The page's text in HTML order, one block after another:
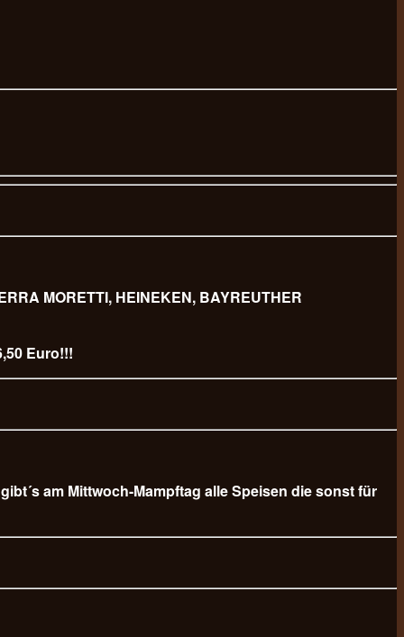
MORETTI, HEINEKEN, BAYREUTHER
Euro!!!
am Mittwoch-Mampftag alle Speisen die sonst für